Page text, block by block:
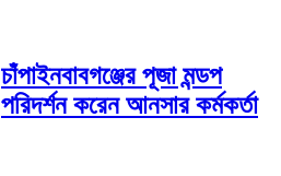
চাঁপাইনবাবগঞ্জের পূজা মন্ডপ
পরিদর্শন করেন আনসার কর্মকর্তা